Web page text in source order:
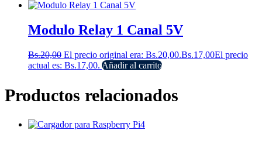
Modulo Relay 1 Canal 5V
Bs.20,00 El precio original era: Bs.20,00.Bs.17,00El precio
actual es: Bs.17,00. Añadir al carrito
Productos relacionados